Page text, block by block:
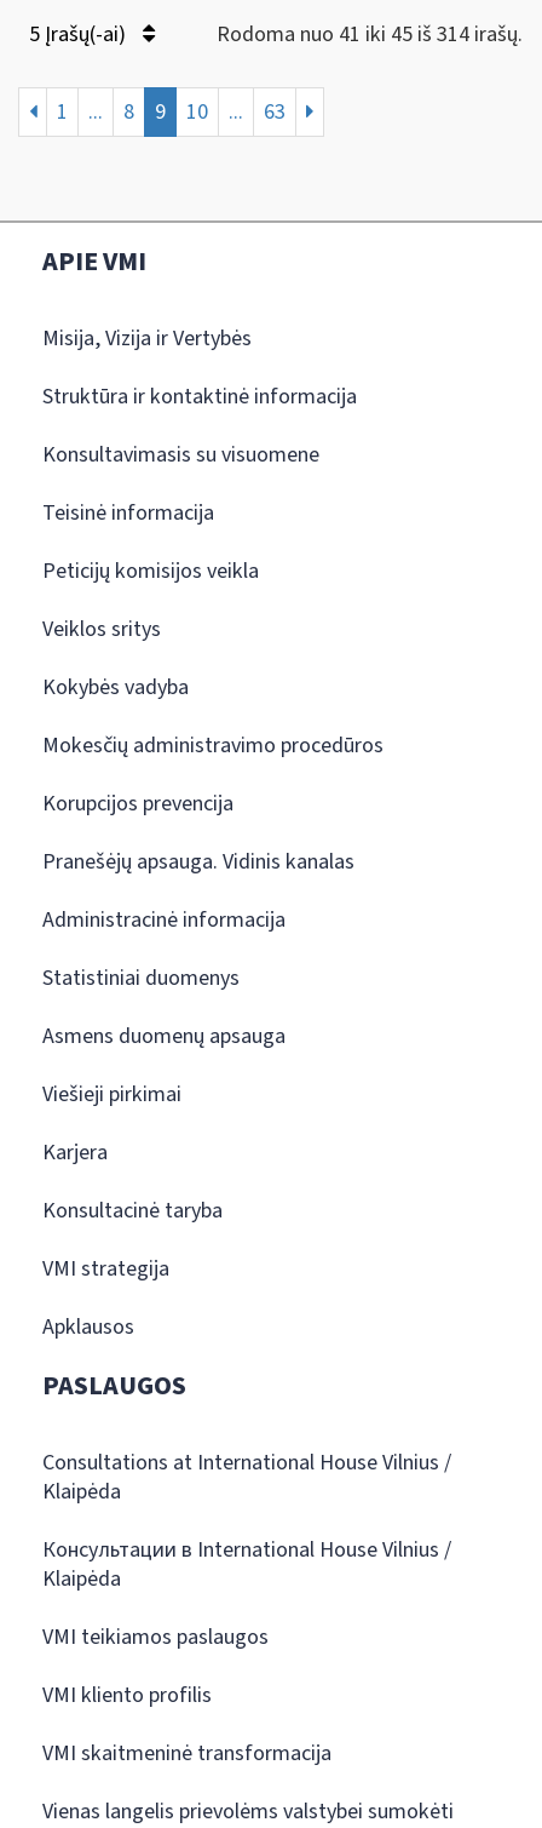
5 Įrašų(-ai) Rodoma nuo 41 iki 45 iš 314 irašų.
1 ... 8 9 10 ... 63
APIE VMI
Misija, Vizija ir Vertybės
Struktūra ir kontaktinė informacija
Konsultavimasis su visuomene
Teisinė informacija
Peticijų komisijos veikla
Veiklos sritys
Kokybės vadyba
Mokesčių administravimo procedūros
Korupcijos prevencija
Pranešėjų apsauga. Vidinis kanalas
Administracinė informacija
Statistiniai duomenys
Asmens duomenų apsauga
Viešieji pirkimai
Karjera
Konsultacinė taryba
VMI strategija
Apklausos
PASLAUGOS
Consultations at International House Vilnius /
Klaipėda
Консультации в International House Vilnius /
Klaipėda
VMI teikiamos paslaugos
VMI kliento profilis
VMI skaitmeninė transformacija
Vienas langelis prievolėms valstybei sumokėti